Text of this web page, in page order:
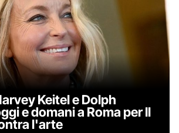
Keitel e Dolph
e domani a Roma per Il
l'arte